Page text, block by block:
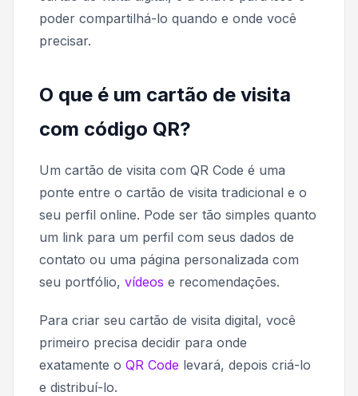
poder compartilhá-lo quando e onde você
precisar.
O que é um cartão de visita
com código QR?
Um cartão de visita com QR Code é uma
ponte entre o cartão de visita tradicional e o
seu perfil online. Pode ser tão simples quanto
um link para um perfil com seus dados de
contato ou uma página personalizada com
seu portfólio, vídeos e recomendações.
Para criar seu cartão de visita digital, você
primeiro precisa decidir para onde
exatamente o QR Code levará, depois criá-lo
e distribuí-lo.